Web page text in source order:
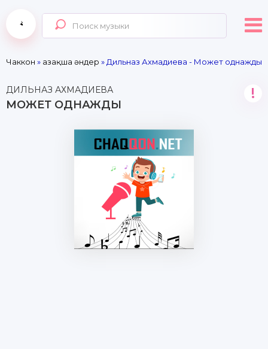
Чаккон » Қазақша әндер » Дильназ Ахмадиева - Может однажды
ДИЛЬНАЗ АХМАДИЕВА
МОЖЕТ ОДНАЖДЫ
!